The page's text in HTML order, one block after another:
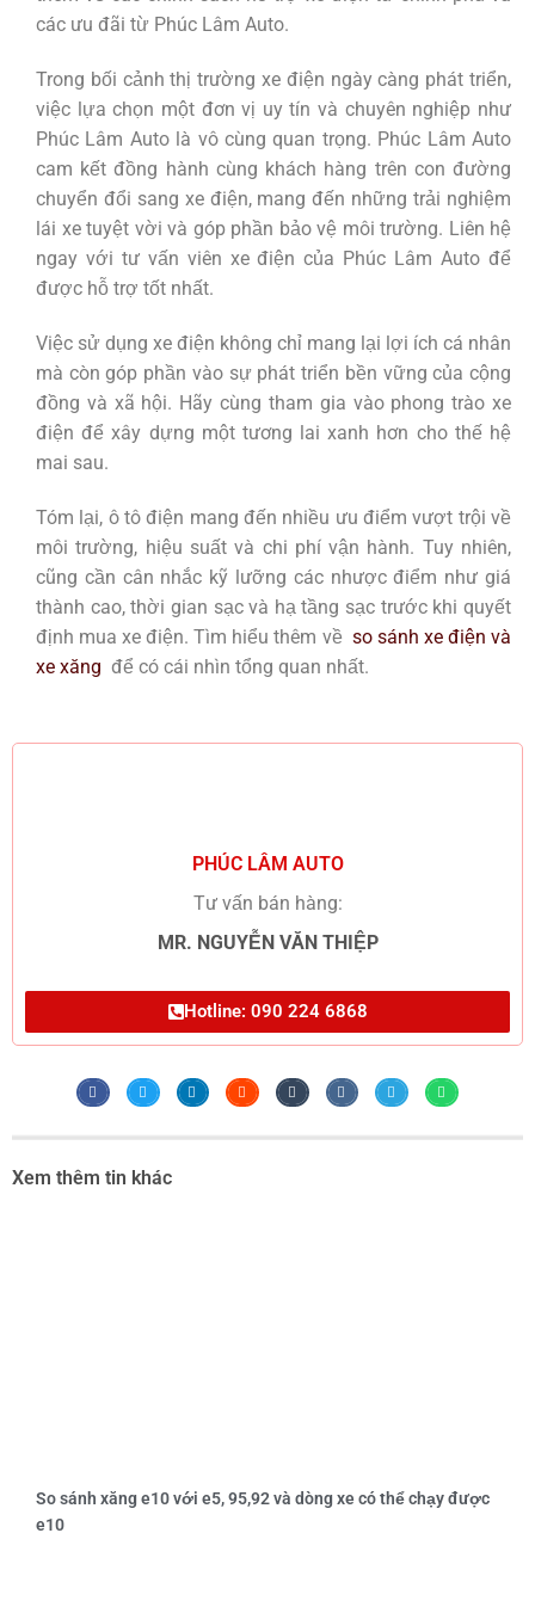
các ưu đãi từ Phúc Lâm Auto.
Trong bối cảnh thị trường xe điện ngày càng phát triển,
việc lựa chọn một đơn vị uy tín và chuyên nghiệp như
Phúc Lâm Auto là vô cùng quan trọng. Phúc Lâm Auto
cam kết đồng hành cùng khách hàng trên con đường
chuyển đổi sang xe điện, mang đến những trải nghiệm
lái xe tuyệt vời và góp phần bảo vệ môi trường. Liên hệ
ngay với tư vấn viên xe điện của Phúc Lâm Auto để
được hỗ trợ tốt nhất.
Việc sử dụng xe điện không chỉ mang lại lợi ích cá nhân
mà còn góp phần vào sự phát triển bền vững của cộng
đồng và xã hội. Hãy cùng tham gia vào phong trào xe
điện để xây dựng một tương lai xanh hơn cho thế hệ
mai sau.
Tóm lại, ô tô điện mang đến nhiều ưu điểm vượt trội về
môi trường, hiệu suất và chi phí vận hành. Tuy nhiên,
cũng cần cân nhắc kỹ lưỡng các nhược điểm như giá
thành cao, thời gian sạc và hạ tầng sạc trước khi quyết
định mua xe điện. Tìm hiểu thêm về so sánh xe điện và
xe xăng để có cái nhìn tổng quan nhất.
PHÚC LÂM AUTO
Tư vấn bán hàng:
MR. NGUYỄN VĂN THIỆP
Hotline: 090 224 6868
Xem thêm tin khác
So sánh xăng e10 với e5, 95,92 và dòng xe có thể chạy được
e10